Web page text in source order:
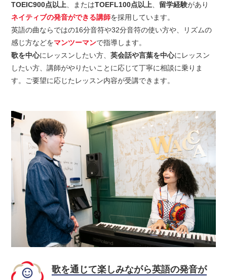
TOEIC900点以上、またはTOEFL100点以上、 留学経験があり
ネイティブの発音ができる講師を採用しています。
英語の曲ならではの16分音符や32分音符の使い方や、リズムの
感じ方などをマンツーマンで指導します。
歌を中心にレッスンしたい方、英会話や言葉を中心にレッスン
したい方、講師がやりたいことに応じて丁寧に相談に乗りま
す。ご要望に応じたレッスン内容が受講できます。
歌を通じて楽しみながら英語の発音が